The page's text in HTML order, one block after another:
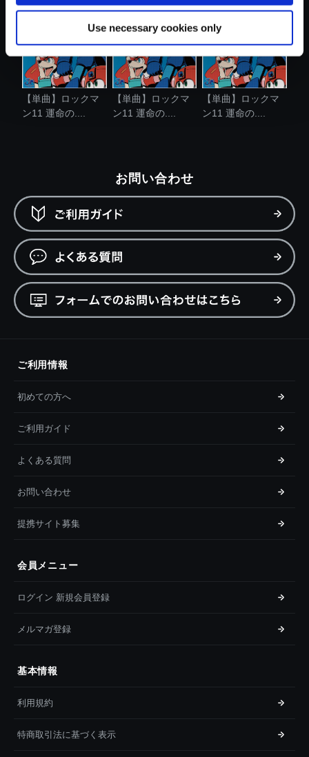
Use necessary cookies only
【単曲】ロックマ
ン11 運命の....
【単曲】ロックマ
ン11 運命の....
【単曲】ロックマ
ン11 運命の....
お問い合わせ
ご利用情報
初めての方へ
ご利用ガイド
よくある質問
お問い合わせ
提携サイト募集
会員メニュー
ログイン 新規会員登録
メルマガ登録
基本情報
利用規約
特商取引法に基づく表示